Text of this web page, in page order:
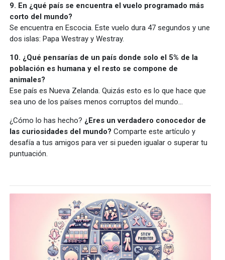
9. En ¿qué país se encuentra el vuelo programado más
corto del mundo?
Se encuentra en Escocia. Este vuelo dura 47 segundos y une
dos islas: Papa Westray y Westray.
10. ¿Qué pensarías de un país donde solo el 5% de la
población es humana y el resto se compone de
animales?
Ese país es Nueva Zelanda. Quizás esto es lo que hace que
sea uno de los países menos corruptos del mundo...
¿Cómo lo has hecho? ¿Eres un verdadero conocedor de
las curiosidades del mundo? Comparte este artículo y
desafía a tus amigos para ver si pueden igualar o superar tu
puntuación.